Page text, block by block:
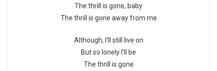
The thrill is gone, baby
The thrill is gone away from me
Although, I’ll still live on
But so lonely I’ll be
The thrill is gone